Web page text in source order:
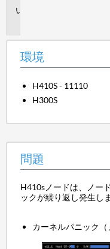
環境
H410S - 11110
H300S
問題
H410sノードは、ノー
ックが繰り返し発生し
カーネルパニック（